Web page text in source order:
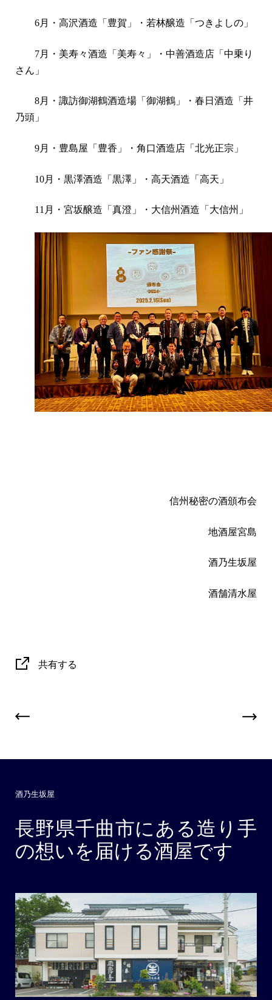
6月・高沢酒造「豊賀」・若林醸造「つきよしの」
7月・美寿々酒造「美寿々」・中善酒造店「中乗り
さん」
8月・諏訪御湖鶴酒造場「御湖鶴」・春日酒造「井
乃頭」
9月・豊島屋「豊香」・角口酒造店「北光正宗」
10月・黒澤酒造「黒澤」・高天酒造「高天」
11月・宮坂醸造「真澄」・大信州酒造「大信州」
信州秘密の酒頒布会
地酒屋宮島
酒乃生坂屋
酒舗清水屋
共有する
酒乃生坂屋
長野県千曲市にある造り手
の想いを届ける酒屋です